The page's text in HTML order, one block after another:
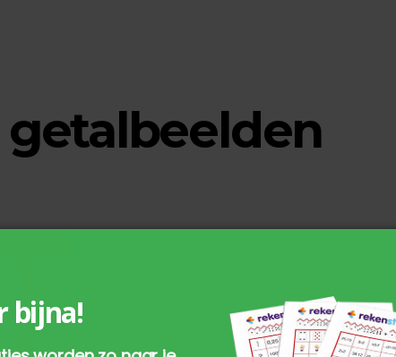
getalbeelden
bijna!